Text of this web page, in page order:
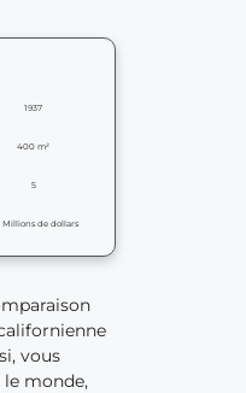
1937
400 m²
5
Millions de dollars
vous
monde,